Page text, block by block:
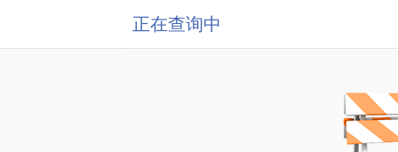
正在查询中